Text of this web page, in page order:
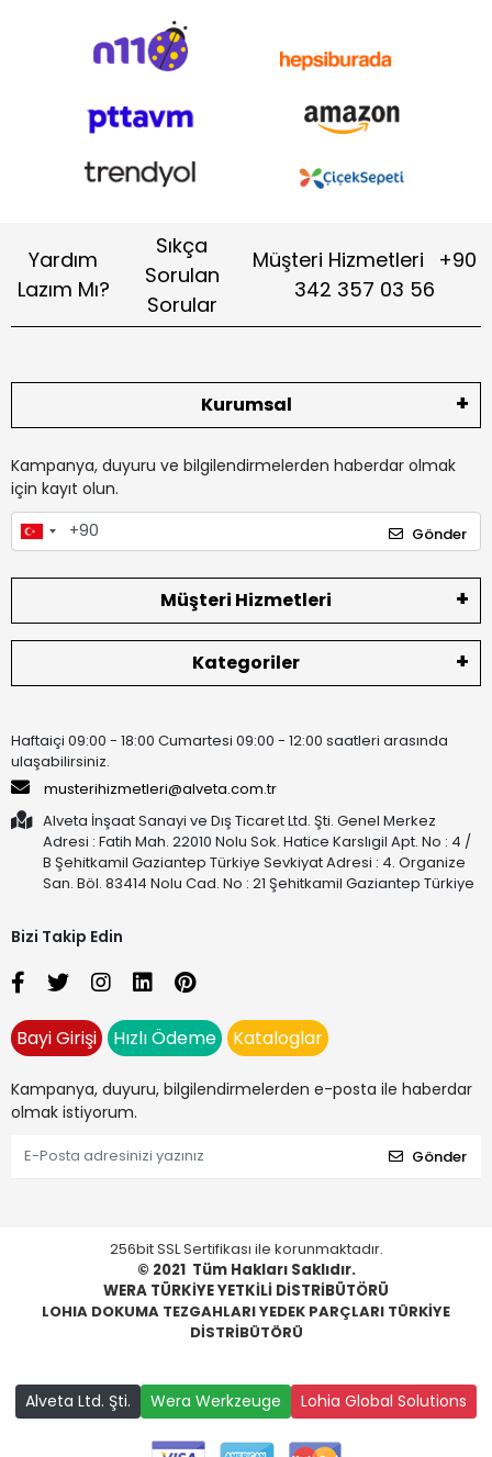
Yardım
Lazım Mı?
Sıkça
Sorulan
Sorular
Müşteri Hizmetleri
+90
342 357 03 56
Kurumsal
Kampanya, duyuru ve bilgilendirmelerden haberdar olmak
için kayıt olun.
Gönder
Müşteri Hizmetleri
Kategoriler
Haftaiçi 09:00 - 18:00 Cumartesi 09:00 - 12:00 saatleri arasında
ulaşabilirsiniz.
musterihizmetleri@alveta.com.tr
Alveta İnşaat Sanayi ve Dış Ticaret Ltd. Şti. Genel Merkez
Adresi : Fatih Mah. 22010 Nolu Sok. Hatice Karslıgil Apt. No : 4 /
B Şehitkamil Gaziantep Türkiye Sevkiyat Adresi : 4. Organize
San. Böl. 83414 Nolu Cad. No : 21 Şehitkamil Gaziantep Türkiye
Bizi Takip Edin
Bayi Girişi Hızlı Ödeme Kataloglar
Kampanya, duyuru, bilgilendirmelerden e-posta ile haberdar
olmak istiyorum.
Gönder
256bit SSL Sertifikası ile korunmaktadır.
© 2021 Tüm Hakları Saklıdır.
WERA TÜRKİYE YETKİLİ DİSTRİBÜTÖRÜ
LOHIA DOKUMA TEZGAHLARI YEDEK PARÇLARI TÜRKİYE
DİSTRİBÜTÖRÜ
Alveta Ltd. Şti. Wera Werkzeuge Lohia Global Solutions